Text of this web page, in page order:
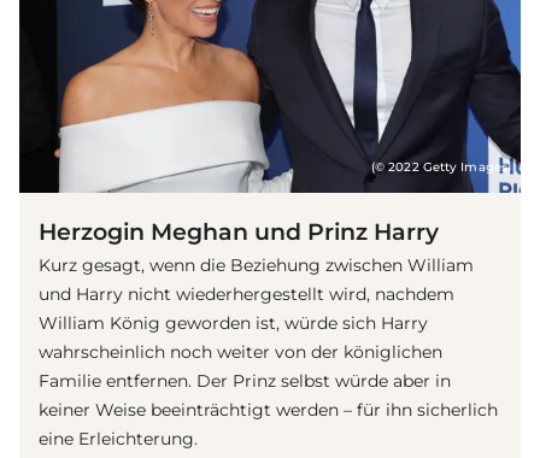
(© 2022 Getty Images)
Herzogin Meghan und Prinz Harry
Kurz gesagt, wenn die Beziehung zwischen William
und Harry nicht wiederhergestellt wird, nachdem
William König geworden ist, würde sich Harry
wahrscheinlich noch weiter von der königlichen
Familie entfernen. Der Prinz selbst würde aber in
keiner Weise beeinträchtigt werden – für ihn sicherlich
eine Erleichterung.